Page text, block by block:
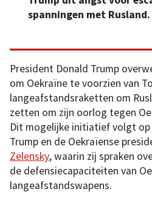
spanningen met Rusland.
President Donald Trump
om Oekraïne te voorzien van
langeafstandsraketten om
zetten om zijn oorlog tegen
Dit mogelijke initiatief volgt op
Trump en de Oekraïense
Zelensky, waarin zij spraken
de defensiecapaciteiten van
langeafstandswapens.